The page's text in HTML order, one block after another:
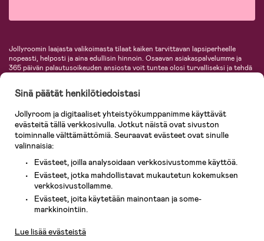
Jollyroomin laajasta valikoimasta tilaat kaiken tarvittavan lapsiperheelle
nopeasti, helposti ja aina edullisin hinnoin. Osaavan asiakaspalvelumme ja
365 päivän palautusoikeuden ansiosta voit tuntea olosi turvalliseksi ja tehdä
lastentarvikkeita sekä paljon muuta. Meiltä löydät lukuisia tunnettuja
KidKraft, Ergobaby, Philips Avent, Neonate, Cybex, LEGO ja monia muita!
Tervetuloa shoppailemaan Pohjoismaiden suurimpaan lastentarvikkeiden
verkkokauppaan!
Sinä päätät henkilötiedoistasi
Jollyroom ja digitaaliset yhteistyökumppanimme käyttävät
evästeitä tällä verkkosivulla. Jotkut näistä ovat sivuston
toiminnalle välttämättömiä. Seuraavat evästeet ovat sinulle
valinnaisia:
Evästeet, joilla analysoidaan verkkosivustomme käyttöä.
Evästeet, jotka mahdollistavat mukautetun kokemuksen
verkkosivustollamme.
Evästeet, joita käytetään mainontaan ja some-
markkinointiin.
Lue lisää evästeistä